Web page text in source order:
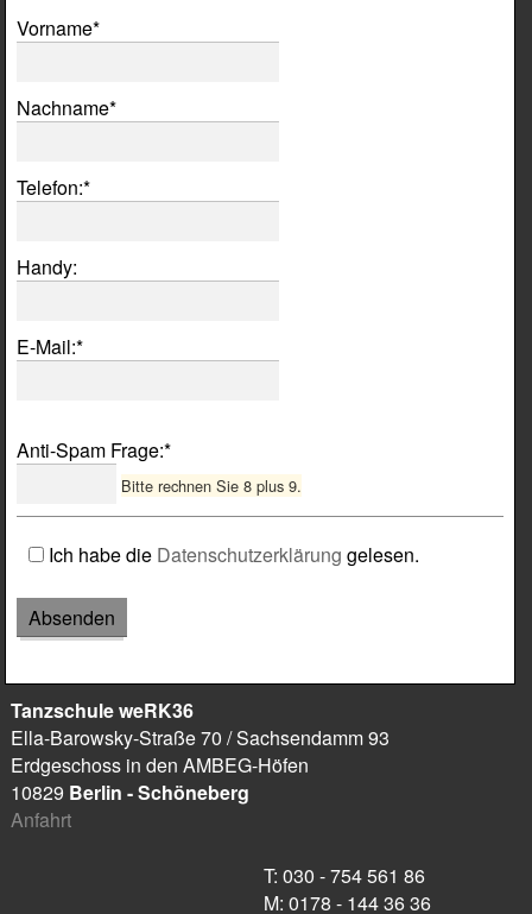
Pflichtfeld
Vorname*
Pflichtfeld
Nachname*
Pflichtfeld
Telefon:*
Handy:
Pflichtfeld
E-Mail:*
Pflichtfeld
Anti-Spam Frage:*
Bitte rechnen Sie 8 plus 9.
Ich habe die Datenschutzerklärung gelesen.
Tanzschule weRK36
Ella-Barowsky-Straße 70 / Sachsendamm 93
Erdgeschoss in den AMBEG-Höfen
10829 Berlin - Schöneberg
Anfahrt
T: 030 - 754 561 86
M: 0178 - 144 36 36